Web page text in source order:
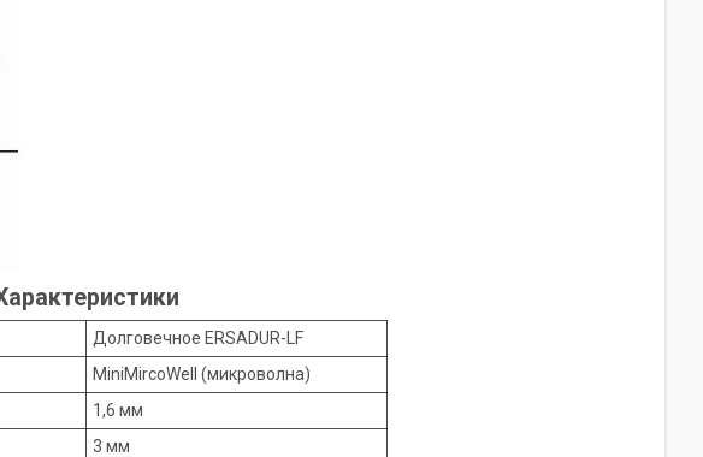
Долговечное ERSADUR-LF
MiniMircoWell (микроволна)
1,6 мм
3 мм